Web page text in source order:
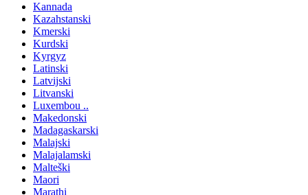
Kannada
Kazahstanski
Kmerski
Kurdski
Kyrgyz
Latinski
Latvijski
Litvanski
Luxembou ..
Makedonski
Madagaskarski
Malajski
Malajalamski
Malteški
Maori
Marathi